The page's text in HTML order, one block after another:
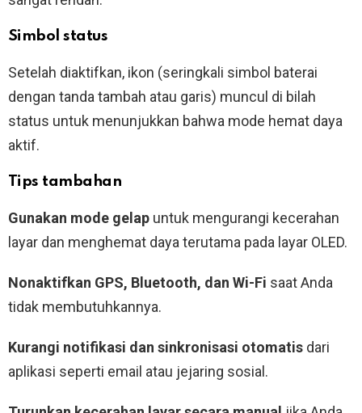
Simbol status
Setelah diaktifkan, ikon (seringkali simbol baterai
dengan tanda tambah atau garis) muncul di bilah
status untuk menunjukkan bahwa mode hemat daya
aktif.
Tips tambahan
Gunakan mode gelap untuk mengurangi kecerahan
layar dan menghemat daya terutama pada layar OLED.
Nonaktifkan GPS, Bluetooth, dan Wi-Fi saat Anda
tidak membutuhkannya.
Kurangi notifikasi dan sinkronisasi otomatis dari
aplikasi seperti email atau jejaring sosial.